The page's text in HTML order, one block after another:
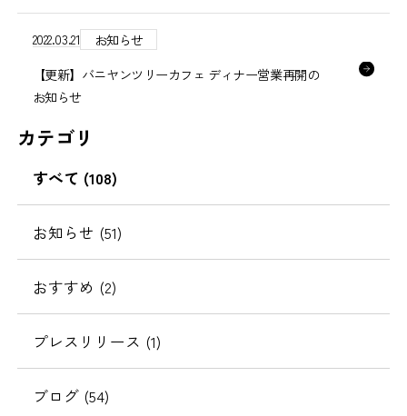
2022.03.21
お知らせ
【更新】バニヤンツリーカフェ ディナー営業再開の
お知らせ
カテゴリ
すべて (108)
お知らせ (51)
おすすめ (2)
プレスリリース (1)
ブログ (54)